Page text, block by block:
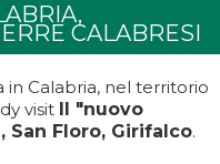
CALABRESI
in Calabria, nel territorio
visit
Il "nuovo
Floro, Girifalco.